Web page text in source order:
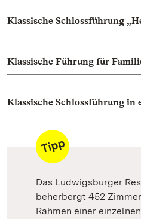
Klassische Schlossführung
Klassische Führung für
Klassische Schlossführung in
Das Ludwigsburger
beherbergt 452
Rahmen einer